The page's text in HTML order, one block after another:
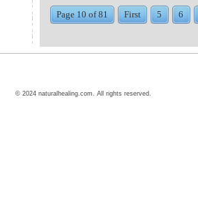
Page 10 of 81 First 5 6
© 2024 naturalhealing.com. All rights reserved.